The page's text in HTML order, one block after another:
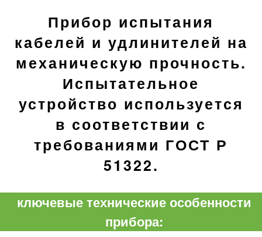
Прибор испытания
кабелей и удлинителей на
механическую прочность.
Испытательное
устройство используется
в соответствии с
требованиями ГОСТ Р
51322.
ключевые технические особенности
прибора: